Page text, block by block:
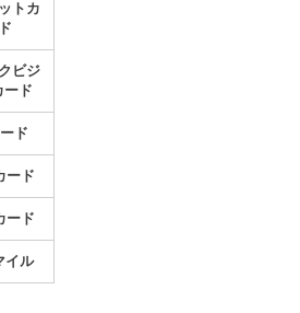
トカ
ビジ
ード
ド
ード
ード
イル